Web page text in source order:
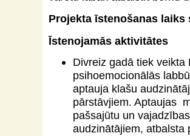
Projekta īstenošanas
Īstenojamās aktivitātes
Divreiz gadā tiek
psihoemocionālās
aptauja klašu
pārstāvjiem. Aptaujas
pašsajūtu un
audzinātājiem, atbalsta